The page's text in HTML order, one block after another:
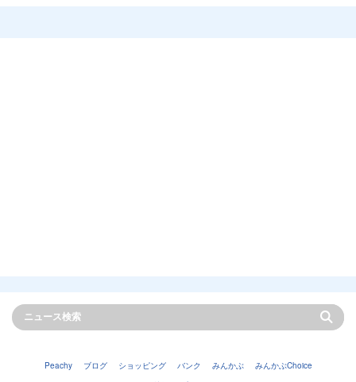
Peachy ブログ ショッピング バンク みんかぶ
みんかぶChoice